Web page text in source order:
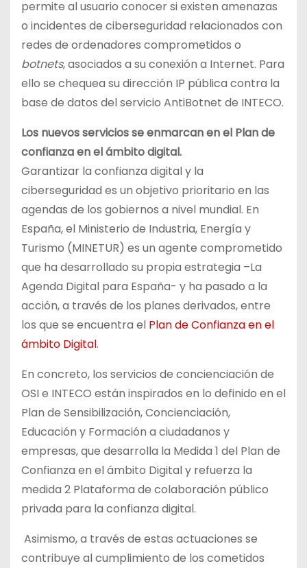
permite al usuario conocer si existen amenazas
o incidentes de ciberseguridad relacionados con
redes de ordenadores comprometidos o
botnets, asociados a su conexión a Internet. Para
ello se chequea su dirección IP pública contra la
base de datos del servicio AntiBotnet de INTECO.
Los nuevos servicios se enmarcan en el Plan de
confianza en el ámbito digital.
Garantizar la confianza digital y la
ciberseguridad es un objetivo prioritario en las
agendas de los gobiernos a nivel mundial. En
España, el Ministerio de Industria, Energía y
Turismo (MINETUR) es un agente comprometido
que ha desarrollado su propia estrategia –La
Agenda Digital para España- y ha pasado a la
acción, a través de los planes derivados, entre
los que se encuentra el Plan de Confianza en el
ámbito Digital.
En concreto, los servicios de concienciación de
OSI e INTECO están inspirados en lo definido en el
Plan de Sensibilización, Concienciación,
Educación y Formación a ciudadanos y
empresas, que desarrolla la Medida 1 del Plan de
Confianza en el ámbito Digital y refuerza la
medida 2 Plataforma de colaboración público
privada para la confianza digital.
Asimismo, a través de estas actuaciones se
contribuye al cumplimiento de los cometidos